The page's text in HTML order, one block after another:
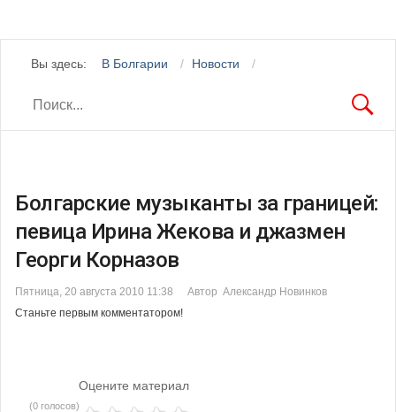
Вы здесь: В Болгарии Новости
Болгарские музыканты за границей:
певица Ирина Жекова и джазмен
Георги Корназов
Пятница, 20 августа 2010 11:38
Автор Александр Новинков
Станьте первым комментатором!
Оцените материал
(0 голосов)